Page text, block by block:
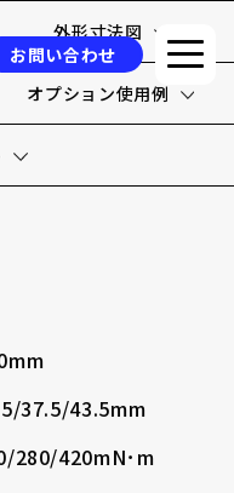
お問い合わせ
外形寸法図
オプション使用例
37.5/43.5mm
280/420mN･m